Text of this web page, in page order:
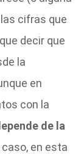
cifras que
decir que
la
en
con la
de la
caso, en esta